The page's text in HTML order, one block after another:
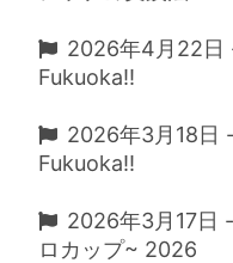
2026年4月22日
Fukuoka!!
2026年3月18日
Fukuoka!!
2026年3月17日
ロカップ~ 2026